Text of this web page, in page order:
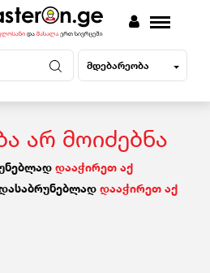
მდებარეობა
არ მოიძებნა
დააჭირეთ აქ
დააჭირეთ აქ